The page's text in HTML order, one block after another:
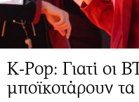
K-Pop: Γιατί οι
μποϊκοτάρουν